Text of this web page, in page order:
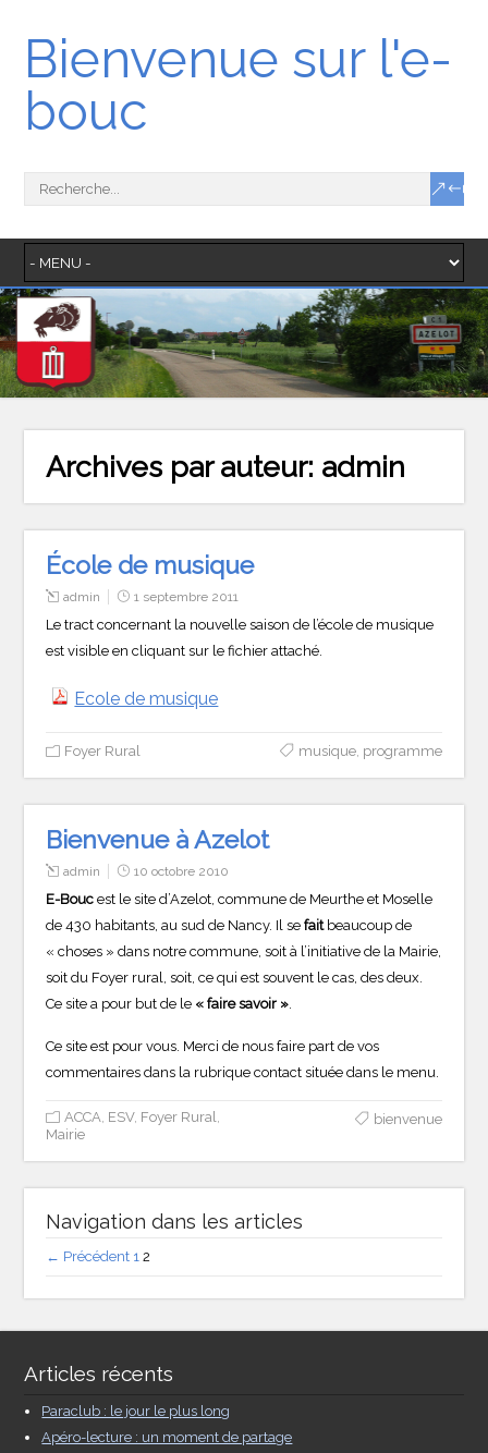
Bienvenue sur l'e-
bouc
Archives par auteur: admin
École de musique
admin 1 septembre 2011
Le tract concernant la nouvelle saison de l’école de musique
est visible en cliquant sur le fichier attaché.
Ecole de musique
Foyer Rural musique, programme
Bienvenue à Azelot
admin 10 octobre 2010
E-Bouc est le site d’Azelot, commune de Meurthe et Moselle
de 430 habitants, au sud de Nancy. Il sefait beaucoup de
« choses » dans notre commune, soit à l’initiative de la Mairie,
soit du Foyer rural, soit, ce qui est souvent le cas, des deux.
Ce site a pour but de le « faire savoir »
Ce site est pour vous. Merci de nous faire part de vos
commentaires dans la rubrique contact située dans le menu.
ACCA ESV, Foyer Rural
Mairie
bienvenue
Navigation dans les articles
← Précédent 1 2
Articles récents
Paraclub : le jour le plus long
Apéro-lecture : un moment de partage